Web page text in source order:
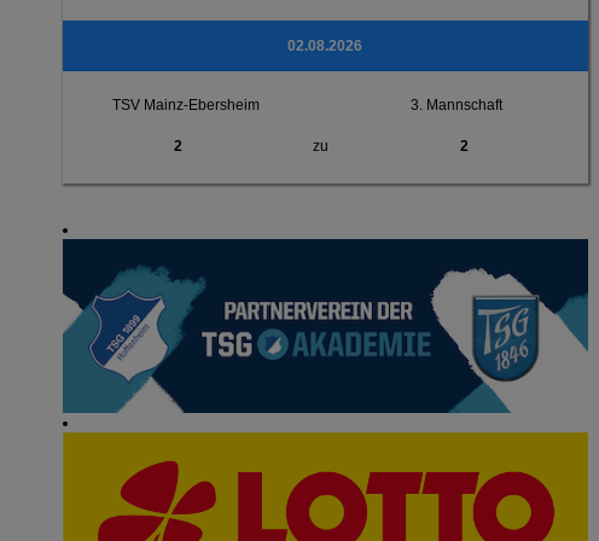
02.08.2026
TSV Mainz-Ebersheim 3. Mannschaft
2 zu 2